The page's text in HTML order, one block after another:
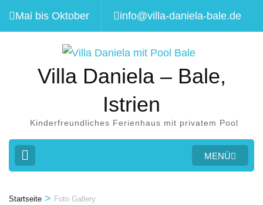
Mai bis Oktober info@villa-daniela-bale.de
Villa Daniela – Bale,
Istrien
Kinderfreundliches Ferienhaus mit privatem Pool
MENÜ
Startseite > Foto Gallery